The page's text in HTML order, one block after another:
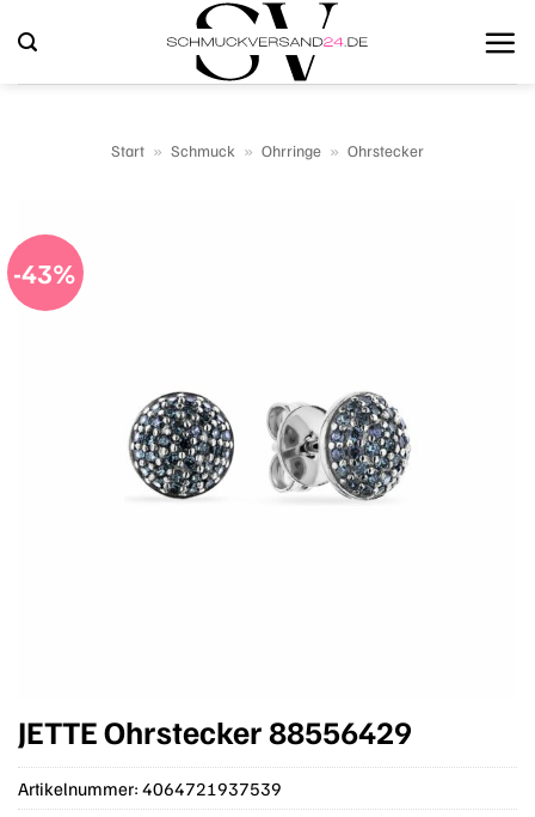
Inhalt
springen
Start » Schmuck » Ohrringe » Ohrstecker
-43%
JETTE Ohrstecker 88556429
Artikelnummer: 4064721937539